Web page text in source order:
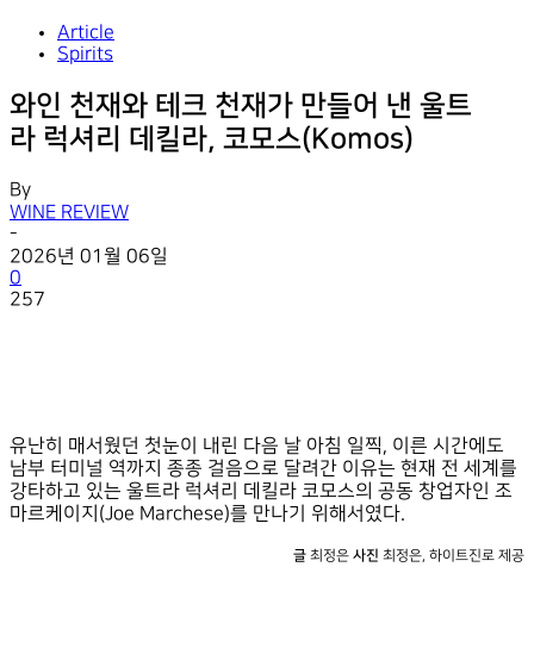
Article
Spirits
와인 천재와 테크 천재가 만들어 낸 울트
라 럭셔리 데킬라, 코모스(Komos)
By
WINE REVIEW
-
2026년 01월 06일
0
257
유난히 매서웠던 첫눈이 내린 다음 날 아침 일찍, 이른 시간에도
남부 터미널 역까지 종종 걸음으로 달려간 이유는 현재 전 세계를
강타하고 있는 울트라 럭셔리 데킬라 코모스의 공동 창업자인 조
마르케이지(Joe Marchese)를 만나기 위해서였다.
글 최정은 사진 최정은, 하이트진로 제공